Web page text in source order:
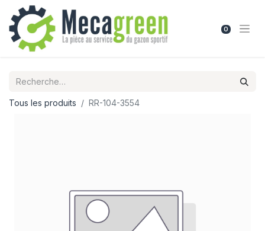
0
Tous les produits RR-104-3554